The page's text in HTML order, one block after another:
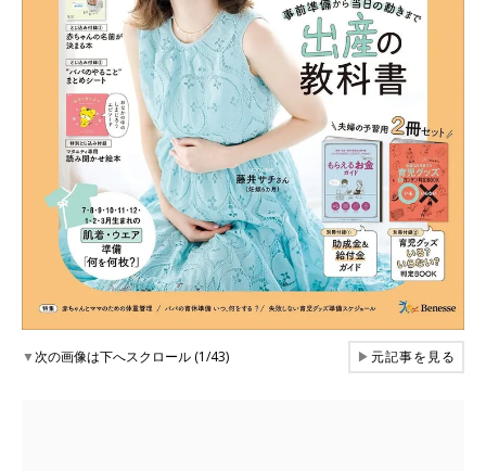
▼次の画像は下へスクロール (1/43) ▶元記事を見る